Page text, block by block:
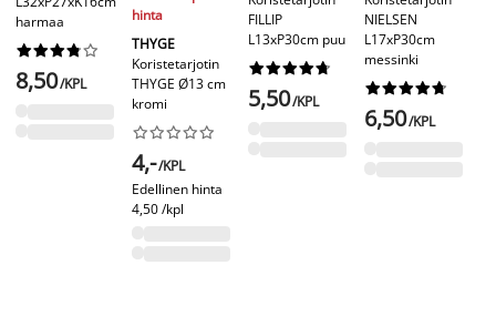
harmaa






8,50/KPL
hinta
THYGE
Koristetarjotin
THYGE Ø13 cm
kromi






4,-/KPL
Edellinen hinta
4,50 /kpl
FILLIP
L13xP30cm puu






5,50/KPL
NIELSEN
L17xP30cm
messinki






6,50/KPL